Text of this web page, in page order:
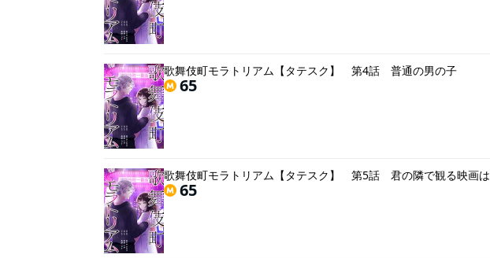
歌舞伎町モラトリアム【タテスク】 第4話 普通の男の子
65
歌舞伎町モラトリアム【タテスク】 第5話 君の隣で観る映画は
65